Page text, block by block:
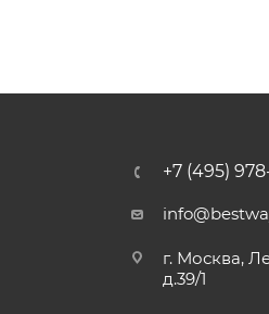
+7 (495)
г. Москва,
д.39/1